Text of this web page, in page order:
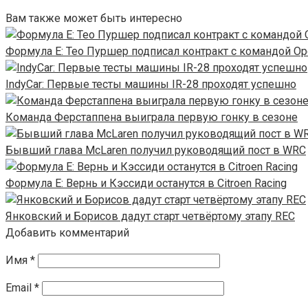
Вам также может быть интересно
Формула E: Тео Пуршер подписал контракт с командой
IndyCar: Первые тесты машины IR-28 проходят успешно
Команда Ферстаппена выиграла первую гонку в сезоне
Бывший глава McLaren получил руководящий пост в WRC
Формула Е: Вернь и Кэссиди останутся в Citroen Racing
Янковский и Борисов дадут старт четвёртому этапу REC
Добавить комментарий
Имя *
Email *